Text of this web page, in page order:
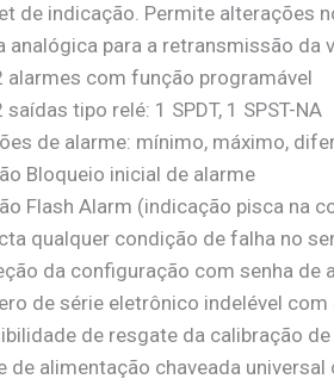
de indicação. Permite alterações
analógica para a retransmissão
alarmes com função programável
saídas tipo relé: 1 SPDT, 1 SPST-NA
de alarme: mínimo, máximo,
Bloqueio inicial de alarme
Flash Alarm (indicação pisca na
qualquer condição de falha no
da configuração com senha de
de série eletrônico indelével
de resgate da calibração
de alimentação chaveada